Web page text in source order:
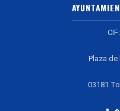
Plaza de
03181